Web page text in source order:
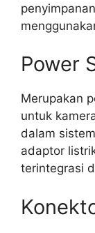
Power
Merupakan
untuk
dalam
adaptor
terintegrasi